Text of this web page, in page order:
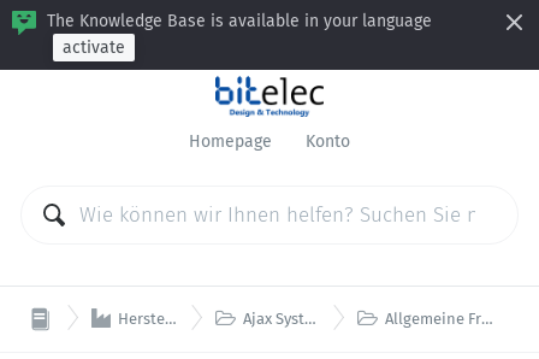
The Knowledge Base is available in your language
activate
Homepage Konto
 Hersteller  Ajax Systems  Allgemeine Fragen